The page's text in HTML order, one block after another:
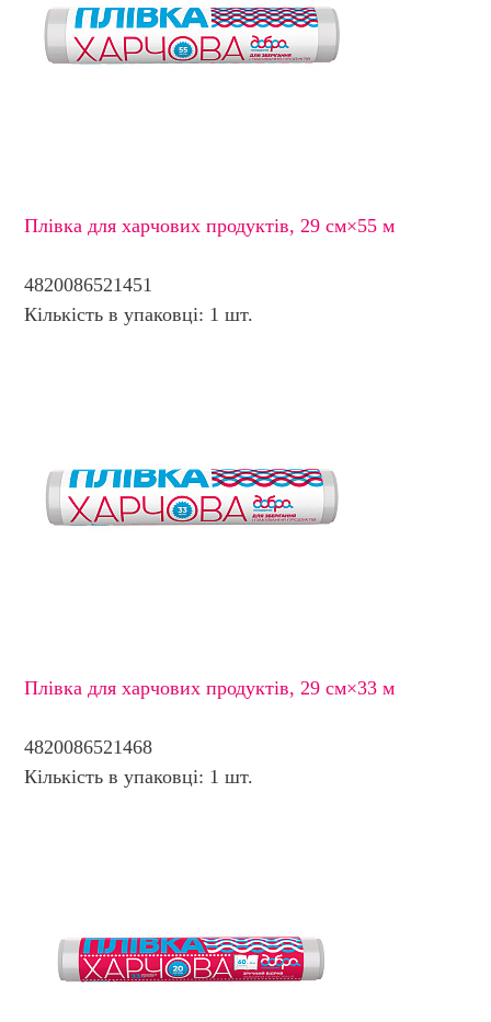
Плівка для харчових продуктів, 29 см×55 м
4820086521451
Кількість в упаковці: 1 шт.
Плівка для харчових продуктів, 29 см×33 м
4820086521468
Кількість в упаковці: 1 шт.